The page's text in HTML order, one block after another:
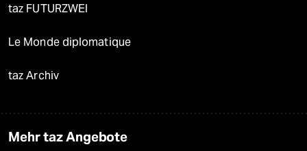
taz FUTURZWEI
Le Monde diplomatique
taz Archiv
Mehr taz Angebote